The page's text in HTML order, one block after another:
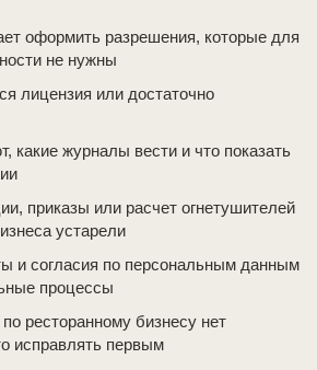
оформить разрешения, которые для
не нужны
лицензия или достаточно
какие журналы вести и что показать
приказы или расчет огнетушителей
устарели
и согласия по персональным данным
процессы
ресторанному бизнесу нет
исправлять первым